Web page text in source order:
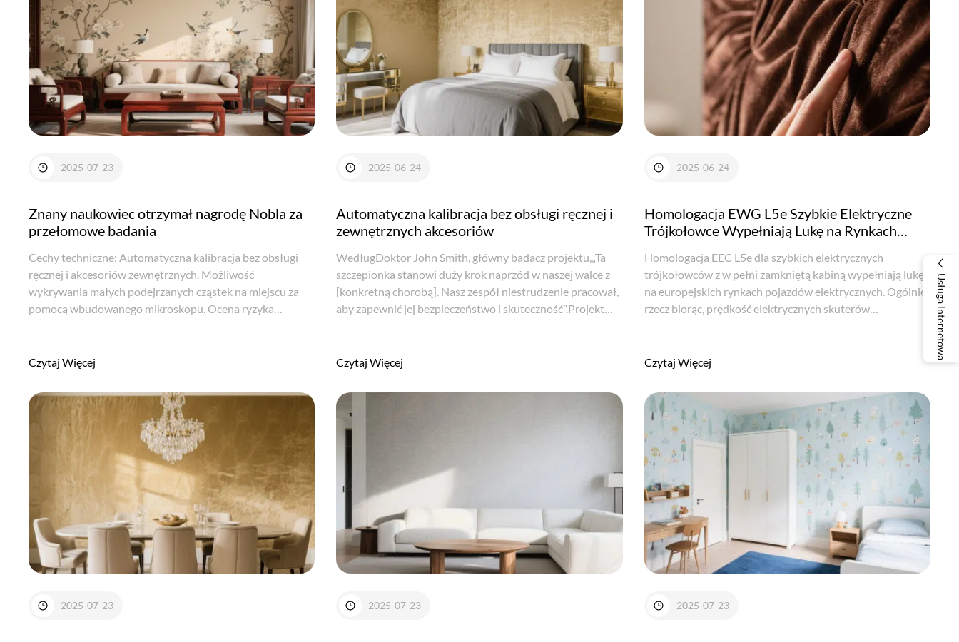
Usługa internetowa
2025-07-23
Znany naukowiec otrzymał nagrodę Nobla za
przełomowe badania
Cechy techniczne: Automatyczna kalibracja bez obsługi
ręcznej i akcesoriów zewnętrznych. Możliwość
wykrywania małych podejrzanych cząstek na miejscu za
pomocą wbudowanego mikroskopu. Ocena ryzyka
Czytaj Więcej
2025-06-24
Automatyczna kalibracja bez obsługi ręcznej i
zewnętrznych akcesoriów
WedługDoktor John Smith, główny badacz projektu,„Ta
szczepionka stanowi duży krok naprzód w naszej walce z
[konkretną chorobą]. Nasz zespół niestrudzenie pracował,
aby zapewnić jej bezpieczeństwo i skuteczność”.Projekt
Czytaj Więcej
2025-06-24
Homologacja EWG L5e Szybkie Elektryczne
Trójkołowce Wypełniają Lukę na Rynkach
Homologacja EEC L5e dla szybkich elektrycznych
trójkołowców z w pełni zamkniętą kabiną wypełniają lukę
na europejskich rynkach pojazdów elektrycznych. Ogólnie
rzecz biorąc, prędkość elektrycznych skuterów
Czytaj Więcej
2025-07-23 2025-07-23 2025-07-23